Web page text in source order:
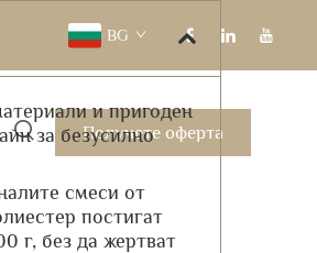
BG
Получете оферта
и пригоден
за безусилно
смеси от
постигат
г, без да жертват